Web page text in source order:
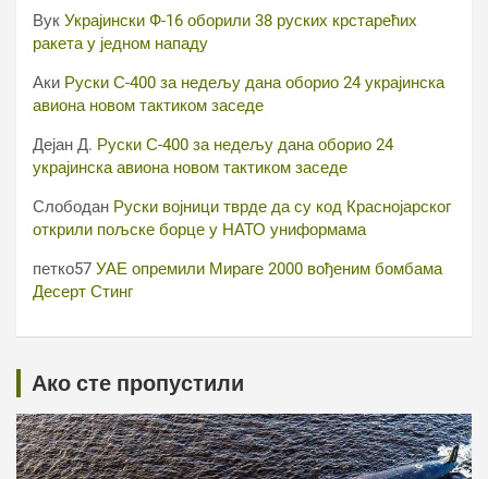
Вук Украјински Ф-16 оборили 38 руских крстарећих
ракета у једном нападу
Аки Руски С-400 за недељу дана оборио 24 украјинска
авиона новом тактиком заседе
Дејан Д. Руски С-400 за недељу дана оборио 24
украјинска авиона новом тактиком заседе
Слободан Руски војници тврде да су код Краснојарског
открили пољске борце у НАТО униформама
петко57 УАЕ опремили Мираге 2000 вођеним бомбама
Десерт Стинг
Ако сте пропустили